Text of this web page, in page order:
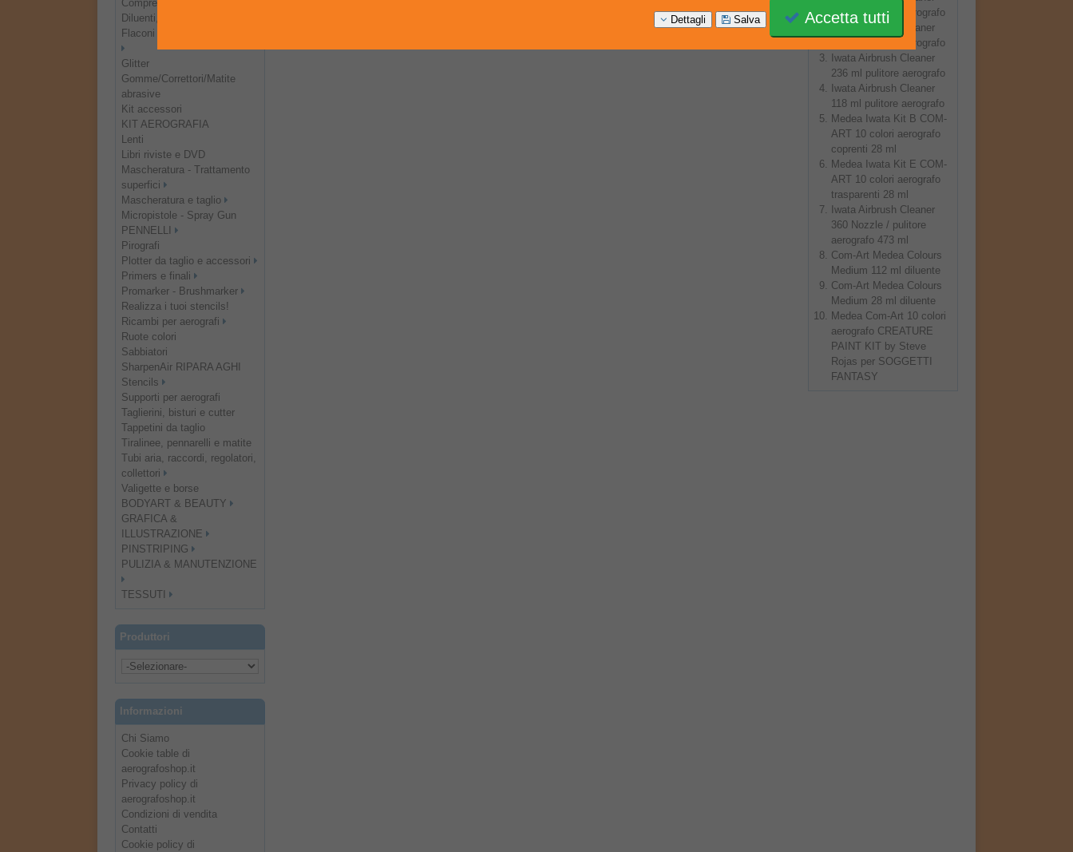
Compressori per aerografo
Diluenti, medium e cleaner
Flaconi vuoti e miscelazione
Glitter
Gomme/Correttori/Matite
abrasive
Kit accessori
KIT AEROGRAFIA
Lenti
Libri riviste e DVD
Mascheratura - Trattamento
superfici
Mascheratura e taglio
Micropistole - Spray Gun
PENNELLI
Pirografi
Plotter da taglio e accessori
Primers e finali
Promarker - Brushmarker
Realizza i tuoi stencils!
Ricambi per aerografi
Ruote colori
Sabbiatori
SharpenAir RIPARA AGHI
Stencils
Supporti per aerografi
Taglierini, bisturi e cutter
Tappetini da taglio
Tiralinee, pennarelli e matite
Tubi aria, raccordi, regolatori,
collettori
Valigette e borse
BODYART & BEAUTY
GRAFICA &
ILLUSTRAZIONE
PINSTRIPING
PULIZIA & MANUTENZIONE
TESSUTI
Produttori
Informazioni
Chi Siamo
Cookie table di
aerografoshop.it
Privacy policy di
aerografoshop.it
Condizioni di vendita
Contatti
Cookie policy di
946 ml pulitore aerografo
Iwata Airbrush Cleaner
473 ml pulitore aerografo
Iwata Airbrush Cleaner
236 ml pulitore aerografo
Iwata Airbrush Cleaner
118 ml pulitore aerografo
Medea Iwata Kit B COM-
ART 10 colori aerografo
coprenti 28 ml
Medea Iwata Kit E COM-
ART 10 colori aerografo
trasparenti 28 ml
Iwata Airbrush Cleaner
360 Nozzle / pulitore
aerografo 473 ml
Com-Art Medea Colours
Medium 112 ml diluente
Com-Art Medea Colours
Medium 28 ml diluente
Medea Com-Art 10 colori
aerografo CREATURE
PAINT KIT by Steve
Rojas per SOGGETTI
FANTASY
Dettagli Salva Accetta tutti